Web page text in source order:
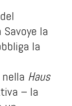
la
la
Haus
– la